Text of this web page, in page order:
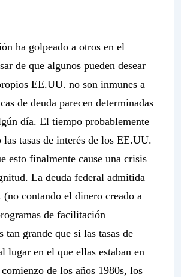
ha golpeado a otros en el
de que algunos pueden desear
EE.UU. no son inmunes a
de deuda parecen determinadas
día. El tiempo probablemente
las tasas de interés de los EE.UU.
esto finalmente cause una crisis
La deuda federal admitida
contando el dinero creado a
de facilitación
tan grande que si las tasas de
lugar en el que ellas estaban en
de los años 1980s, los